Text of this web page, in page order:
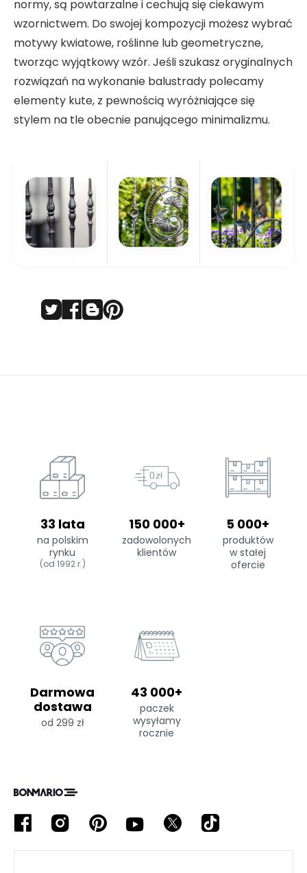
normy, są powtarzalne i cechują się ciekawym
wzornictwem. Do swojej kompozycji możesz wybrać
motywy kwiatowe, roślinne lub geometryczne,
tworząc wyjątkowy wzór. Jeśli szukasz oryginalnych
rozwiązań na wykonanie balustrady polecamy
elementy kute, z pewnością wyróżniające się
stylem na tle obecnie panującego minimalizmu.
33 lata
na polskim
rynku
(od 1992 r.)
150 000+
zadowolonych
klientów
5 000+
produktów
w stałej
ofercie
Darmowa
dostawa
od 299 zł
43 000+
paczek
wysyłamy
rocznie